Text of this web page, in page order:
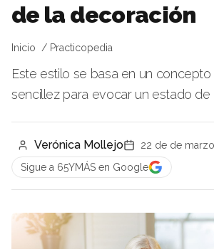
de la decoración
Inicio Practicopedia
Este estilo se basa en un
sencillez para evocar un estado de
Verónica Mollejo
22 de de
Sigue a 65YMÁS en Google